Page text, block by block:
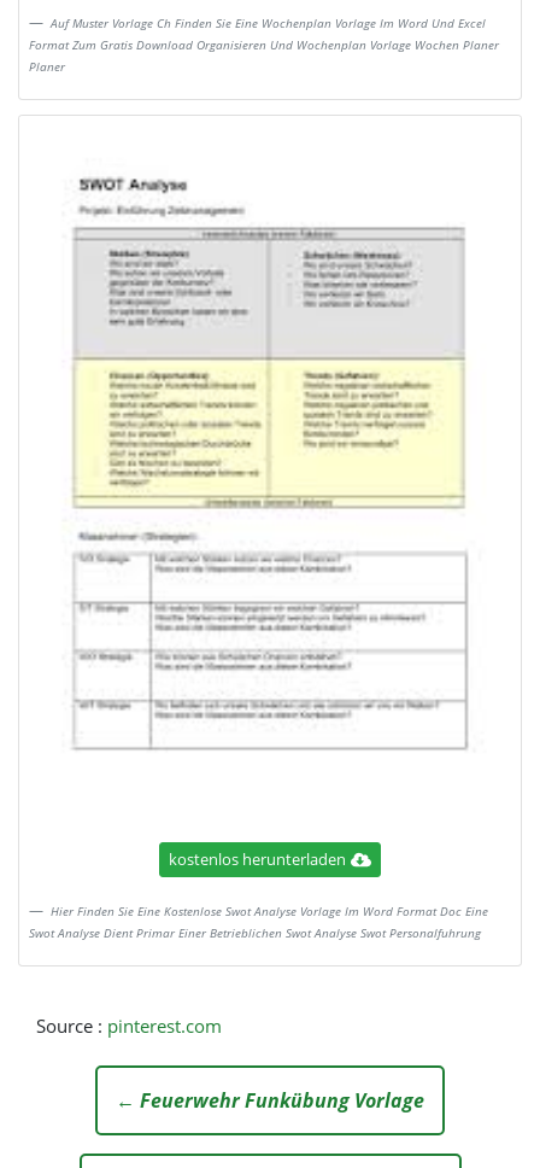
Auf Muster Vorlage Ch Finden Sie Eine Wochenplan Vorlage Im Word Und Excel
Format Zum Gratis Download Organisieren Und Wochenplan Vorlage Wochen Planer
Planer
kostenlos herunterladen
Hier Finden Sie Eine Kostenlose Swot Analyse Vorlage Im Word Format Doc Eine
Swot Analyse Dient Primar Einer Betrieblichen Swot Analyse Swot Personalfuhrung
Source : pinterest.com
← Feuerwehr Funkübung Vorlage